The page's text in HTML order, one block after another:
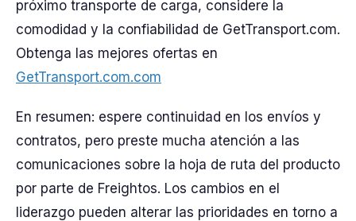
próximo transporte de carga, considere la
comodidad y la confiabilidad de GetTransport.com.
Obtenga las mejores ofertas en
GetTransport.com.com
En resumen: espere continuidad en los envíos y
contratos, pero preste mucha atención a las
comunicaciones sobre la hoja de ruta del producto
por parte de Freightos. Los cambios en el
liderazgo pueden alterar las prioridades en torno a